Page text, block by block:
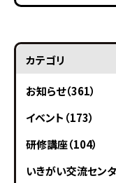
カテゴリ
お知らせ（361）
イベント（173）
研修講座（104）
いきがい交流センタ